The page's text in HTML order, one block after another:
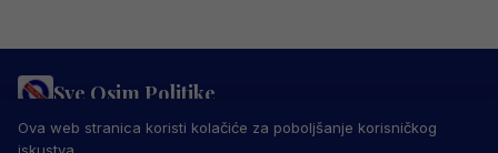
Sve Osim Politike
PRAVILA PRIVATNOSTIMARKETING USLOVI KORIŠTENJA
IMPRESSUM
Ova web stranica koristi kolačiće za poboljšanje korisničkog